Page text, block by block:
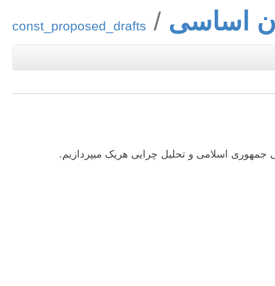
اساسی const_proposed_drafts
جمهوری اسلامی و تحلیل چرایی هریک میپردازیم.